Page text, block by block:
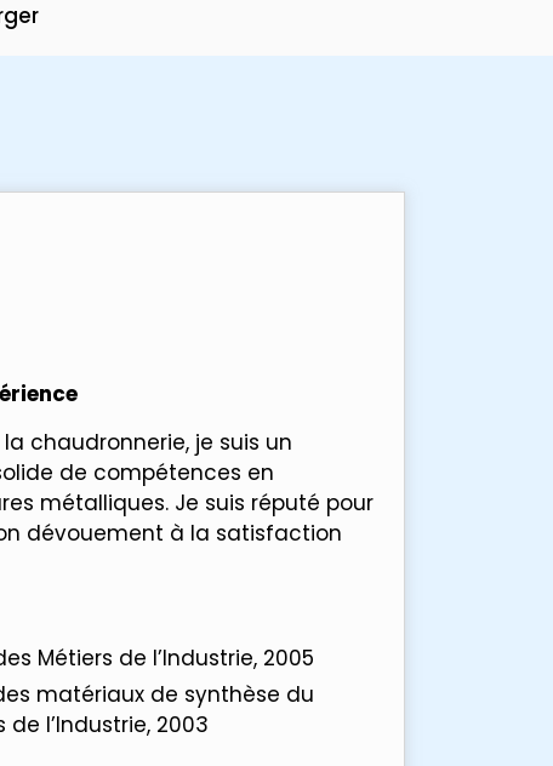
chaudronnerie, je suis un
de compétences en
métalliques. Je suis réputé pour
dévouement à la satisfaction
Métiers de l’Industrie, 2005
matériaux de synthèse du
l’Industrie, 2003